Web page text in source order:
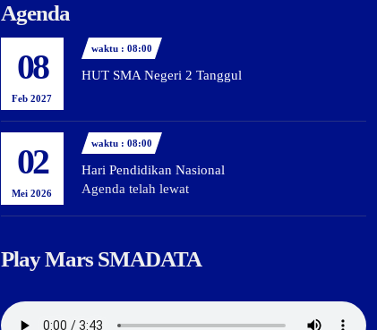
Agenda
08
Feb 2027
waktu : 08:00
HUT SMA Negeri 2 Tanggul
02
Mei 2026
waktu : 08:00
Hari Pendidikan Nasional
Agenda telah lewat
Play Mars SMADATA